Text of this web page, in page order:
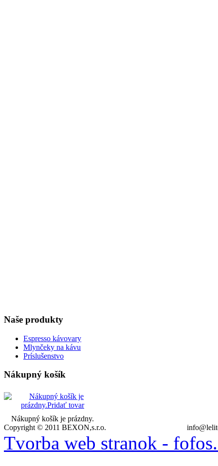
Naše produkty
Espresso kávovary
Mlynčeky na kávu
Príslušenstvo
Nákupný košík
Nákupný košík je prázdny.
Copyright © 2011 BEXON,s.r.o.
Tvorba web stranok -